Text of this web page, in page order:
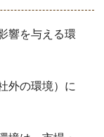
響を与える環
外の環境）に